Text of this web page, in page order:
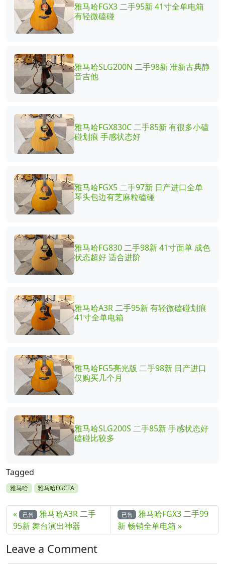
雅马哈FGX3 二手95新 41寸全单电箱
有轻微磕碰
雅马哈SLG200N 二手98新 准新古典静
音吉他
雅马哈FGX830C 二手85新 有很多小磕
碰划痕 手感状态好
雅马哈FGX5 二手97新 日产进口全单
琴头包边有芝麻粒磕碰
雅马哈FG830 二手98新 41寸面单 成色
状态超好 适合进阶
雅马哈A3R 二手95新 有轻微磕碰划痕
41寸全单电箱
雅马哈FG5亮光版 二手98新 日产进口
仅购买几个月
雅马哈SLG200S 二手85新 手感状态好
磕碰比较多
Tagged
雅马哈 雅马哈FGCTA
已售
雅马哈A3R 二手
95新 舞台演出神器
已售
雅马哈FGX3 二手99
新 畅销全单电箱
Leave a Comment